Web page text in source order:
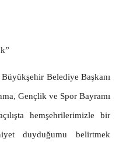
Büyükşehir Belediye Başkanı
Gençlik ve Spor Bayramı
hemşehrilerimizle bir
duyduğumu belirtmek